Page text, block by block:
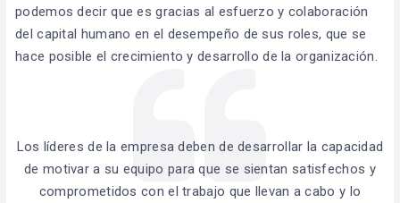
podemos decir que es gracias al esfuerzo y colaboración
del capital humano en el desempeño de sus roles, que se
hace posible el crecimiento y desarrollo de la organización.
Los líderes de la empresa deben de desarrollar la capacidad
de motivar a su equipo para que se sientan satisfechos y
comprometidos con el trabajo que llevan a cabo y lo